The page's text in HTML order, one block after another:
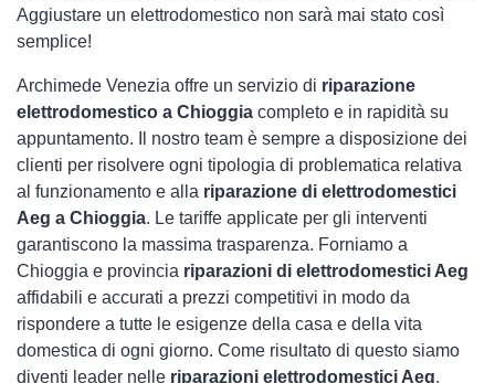
Aggiustare un elettrodomestico non sarà mai stato così
semplice!
Archimede Venezia offre un servizio di riparazione
elettrodomestico a Chioggia completo e in rapidità su
appuntamento. Il nostro team è sempre a disposizione dei
clienti per risolvere ogni tipologia di problematica relativa
al funzionamento e alla riparazione di elettrodomestici
Aeg a Chioggia. Le tariffe applicate per gli interventi
garantiscono la massima trasparenza. Forniamo a
Chioggia e provincia riparazioni di elettrodomestici Aeg
affidabili e accurati a prezzi competitivi in modo da
rispondere a tutte le esigenze della casa e della vita
domestica di ogni giorno. Come risultato di questo siamo
diventi leader nelle riparazioni elettrodomestici Aeg.